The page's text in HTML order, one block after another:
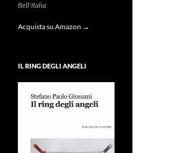
Bell'Italia
Acquista su Amazon →
IL RING DEGLI ANGELI